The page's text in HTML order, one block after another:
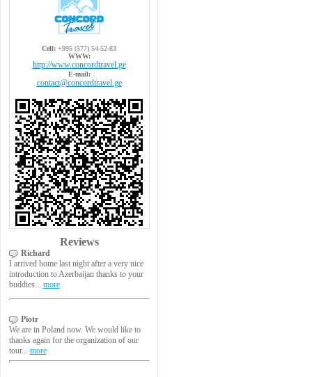
Cell: +995 (577) 54-52-83
WWW:
http://www.concordtravel.ge
E-mail:
contact@concordtravel.ge
Reviews
Richard
I arrived home last night after a very nice
introduction to Azerbaijan thanks to your
buddies... more
Piotr
We are in Poland now. We would like to
thanks again for the organization of our
tour... more